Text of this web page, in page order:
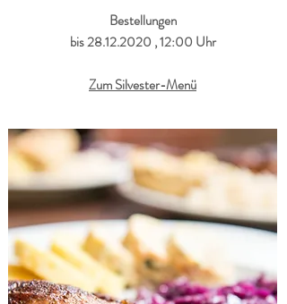
Bestellungen
bis28.12.2020 , 12:00 Uhr
Zum Silvester-Menü